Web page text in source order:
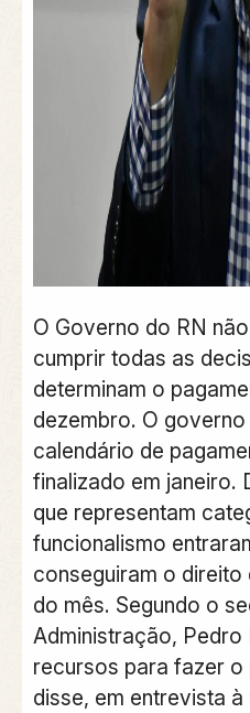
O Governo do RN
cumprir todas as
determinam o
dezembro. O governo
calendário de
finalizado em janeiro.
que representam
funcionalismo
conseguiram o
do mês. Segundo o
Administração, Pedro
recursos para fazer o
disse, em entrevista